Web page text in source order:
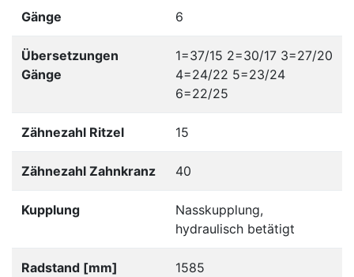
Gänge 6
Übersetzungen
Gänge
1=37/15 2=30/17 3=27/20
4=24/22 5=23/24
6=22/25
Zähnezahl Ritzel 15
Zähnezahl Zahnkranz 40
Kupplung
Nasskupplung,
hydraulisch betätigt
Radstand [mm] 1585